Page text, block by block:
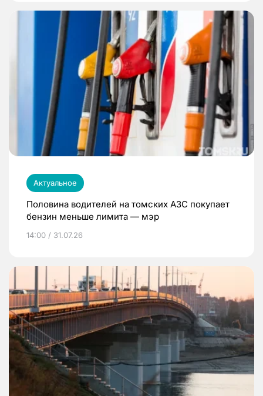
Актуальное
Половина водителей на томских АЗС покупает
бензин меньше лимита — мэр
14:00 / 31.07.26